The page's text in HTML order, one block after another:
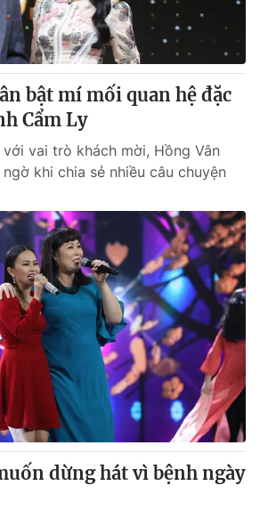
bật mí mối quan hệ đặc
Cẩm Ly
với vai trò khách mời, Hồng Vân
khi chia sẻ nhiều câu chuyện
dừng hát vì bệnh ngày